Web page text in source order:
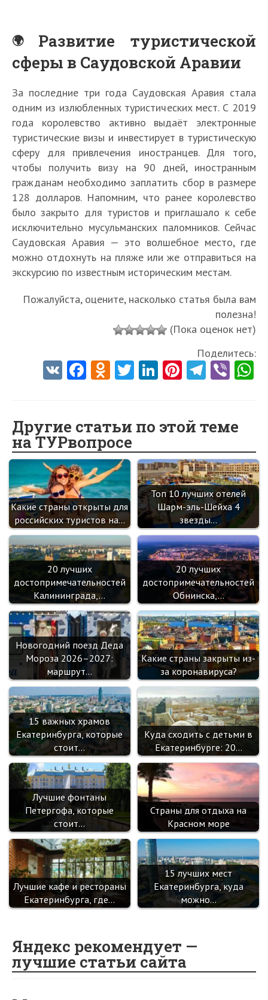
Развитие туристической
сферы в Саудовской Аравии
За последние три года Саудовская Аравия стала
одним из излюбленных туристических мест. С 2019
года королевство активно выдаёт электронные
туристические визы и инвестирует в туристическую
сферу для привлечения иностранцев. Для того,
чтобы получить визу на 90 дней, иностранным
гражданам необходимо заплатить сбор в размере
128 долларов. Напомним, что ранее королевство
было закрыто для туристов и приглашало к себе
исключительно мусульманских паломников. Сейчас
Саудовская Аравия — это волшебное место, где
можно отдохнуть на пляже или же отправиться на
экскурсию по известным историческим местам.
Пожалуйста, оцените, насколько статья была вам
полезна!
(Пока оценок нет)
Поделитесь:
V Fa
o
o
k
O
o
kl
as
sn
ik
i
T
er
Li
dI
n
Pi
es
t
Te
a
m
Vi
Другие статьи по этой теме
на ТУРвопросе
Какие страны открыты для
российских туристов на…
Топ 10 лучших отелей
Шарм-эль-Шейха 4
звезды…
20 лучших
достопримечательностей
Калининграда,…
20 лучших
достопримечательностей
Обнинска,…
Новогодний поезд Деда
Мороза 2026–2027:
маршрут…
Какие страны закрыты из-
за коронавируса?
15 важных храмов
Екатеринбурга, которые
стоит…
Куда сходить с детьми в
Екатеринбурге: 20…
Лучшие фонтаны
Петергофа, которые
стоит…
Страны для отдыха на
Красном море
Лучшие кафе и рестораны
Екатеринбурга, где…
15 лучших мест
Екатеринбурга, куда
можно…
Яндекс рекомендует —
лучшие статьи сайта